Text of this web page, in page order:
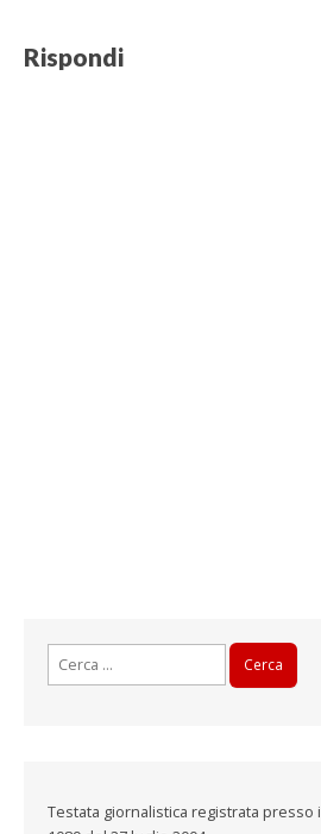
Rispondi
Testata giornalistica registrata presso